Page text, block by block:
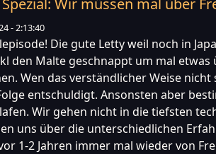
Spezial: Wir müssen mal über
- 2:13:40
Die gute Letty weil noch in
den Malte geschnappt um mal etwas
Wen das verständlicher Weise
entschuldigt. Ansonsten aber
Wir gehen nicht in die tiefsten
uns über die unterschiedlichen
1-2 Jahren immer mal wieder von